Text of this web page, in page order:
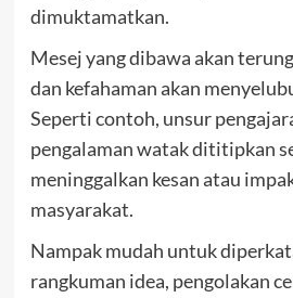
dimuktamatkan.
Mesej yang dibawa akan
dan kefahaman akan
Seperti contoh, unsur
pengalaman watak dititipkan
meninggalkan kesan atau
masyarakat.
Nampak mudah untuk
rangkuman idea, pengolakan